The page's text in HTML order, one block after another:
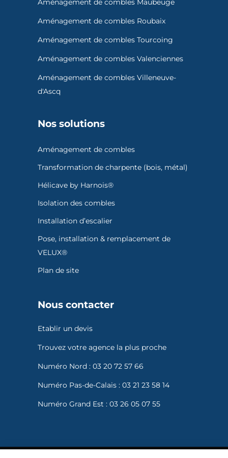
Aménagement de combles Roubaix
Aménagement de combles Tourcoing
Aménagement de combles Valenciennes
Aménagement de combles Villeneuve-
d'Ascq
Nos solutions
Aménagement de combles
Transformation de charpente (bois, métal)
Hélicave by Harnois®
Isolation des combles
Installation d’escalier
Pose, installation & remplacement de
VELUX®
Plan de site
Nous contacter
Etablir un devis
Trouvez votre agence la plus proche
Numéro Nord : 03 20 72 57 66
Numéro Pas-de-Calais : 03 21 23 58 14
Numéro Grand Est : 03 26 05 07 55